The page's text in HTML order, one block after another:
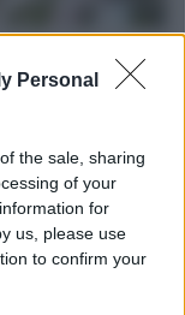
Personal
the sale, sharing
of your
for
us, please use
to confirm your
a